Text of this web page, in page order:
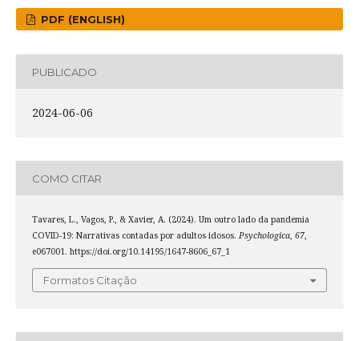
PDF (ENGLISH)
PUBLICADO
2024-06-06
COMO CITAR
Tavares, L., Vagos, P., & Xavier, A. (2024). Um outro lado da pandemia
COVID-19: Narrativas contadas por adultos idosos. Psychologica, 67,
e067001. https://doi.org/10.14195/1647-8606_67_1
Formatos Citação